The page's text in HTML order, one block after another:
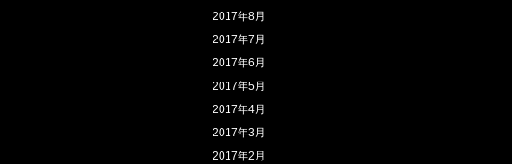
2017年8月
2017年7月
2017年6月
2017年5月
2017年4月
2017年3月
2017年2月